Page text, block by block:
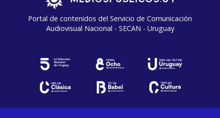
Portal de contenidos del Servicio de Comunicación
Audiovisual Nacional - SECAN - Uruguay